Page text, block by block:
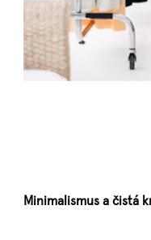
Minimalismus a čistá